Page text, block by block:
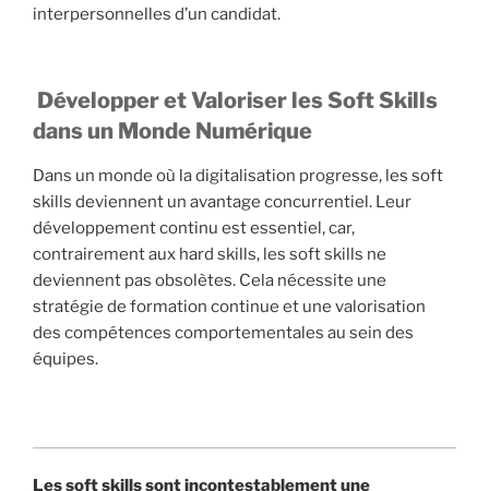
interpersonnelles d’un candidat.
Développer et Valoriser les Soft Skills
dans un Monde Numérique
Dans un monde où la digitalisation progresse, les soft
skills deviennent un avantage concurrentiel. Leur
développement continu est essentiel, car,
contrairement aux hard skills, les soft skills ne
deviennent pas obsolètes. Cela nécessite une
stratégie de formation continue et une valorisation
des compétences comportementales au sein des
équipes.
Les soft skills sont incontestablement une